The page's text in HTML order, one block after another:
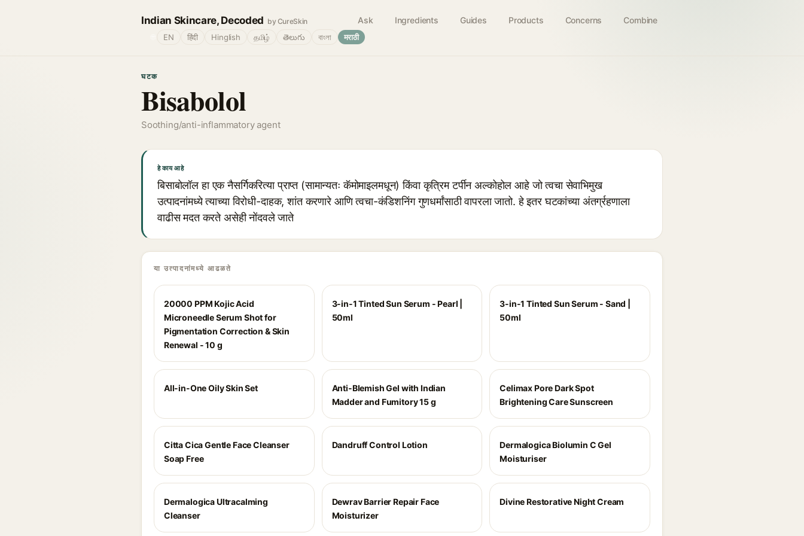
Indian Skincare, Decoded by CureSkin Ask Ingredients Guides Products Concerns Combine
EN हिंदी Hinglish தமிழ் తెలుగు বাংলা मराठी
घटक
Bisabolol
Soothing/anti-inflammatory agent
हे काय आहे
बिसाबोलॉल हा एक नैसर्गिकरित्या प्राप्त (सामान्यतः कॅमोमाइलमधून) किंवा कृत्रिम टर्पीन अल्कोहोल आहे जो त्वचा सेवाभिमुख
उत्पादनांमध्ये त्याच्या विरोधी-दाहक, शांत करणारे आणि त्वचा-कंडिशनिंग गुणधर्मांसाठी वापरला जातो. हे इतर घटकांच्या अंतर्ग्रहणाला
वाढीस मदत करते असेही नोंदवले जाते
या उत्पादनांमध्ये आढळते
20000 PPM Kojic Acid
Microneedle Serum Shot for
Pigmentation Correction & Skin
Renewal - 10 g
3-in-1 Tinted Sun Serum - Pearl |
50ml
3-in-1 Tinted Sun Serum - Sand |
50ml
All-in-One Oily Skin Set
Anti-Blemish Gel with Indian
Madder and Fumitory 15 g
Celimax Pore Dark Spot
Brightening Care Sunscreen
Citta Cica Gentle Face Cleanser
Soap Free
Dandruff Control Lotion
Dermalogica Biolumin C Gel
Moisturiser
Dermalogica Ultracalming
Cleanser
Dewrav Barrier Repair Face
Moisturizer
Divine Restorative Night Cream